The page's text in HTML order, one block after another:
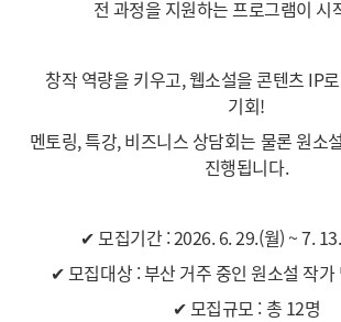
전 과정을 지원하는 프로그램이 시
창작 역량을 키우고, 웹소설을 콘텐츠 IP
기회!
멘토링, 특강, 비즈니스 상담회는 물론 원소
진행됩니다.
✔ 모집기간 : 2026. 6. 29.(월) ~ 7.
✔ 모집대상 : 부산 거주 중인 원소설 작
✔ 모집규모 : 총 12명